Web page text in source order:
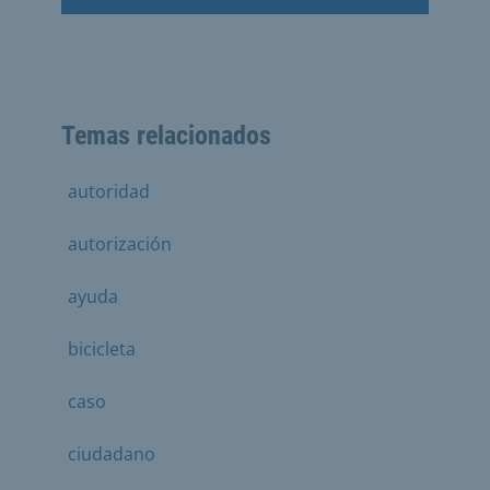
Temas relacionados
autoridad
autorización
ayuda
bicicleta
caso
ciudadano